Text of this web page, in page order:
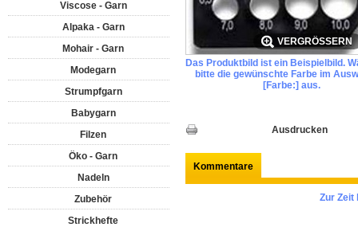
Viscose - Garn
Alpaka - Garn
Mohair - Garn
Modegarn
Strumpfgarn
Babygarn
Filzen
Öko - Garn
Nadeln
Zubehör
Strickhefte
VERGRÖSSERN
Das Produktbild ist ein Beispielbild.
bitte die gewünschte Farbe im
[Farbe:] aus.
Ausdrucken
Kommentare
Zur Zeit